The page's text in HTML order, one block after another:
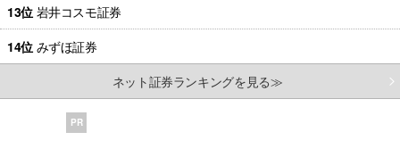
13位 岩井コスモ証券
14位 みずほ証券
ネット証券ランキングを見る≫
PR